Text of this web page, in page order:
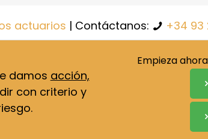
actuarios | Contáctanos: +34 93
damos acción,
con criterio y
Empieza